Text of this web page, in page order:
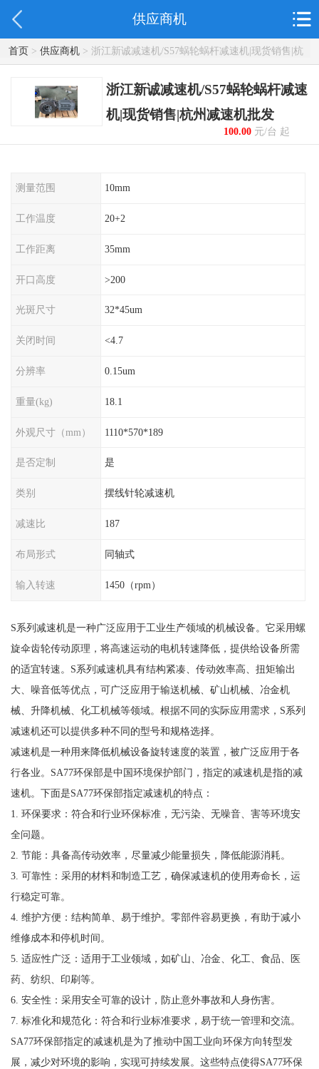
供应商机
首页> 供应商机> 浙江新诚减速机/S57蜗轮蜗杆减速机|现货销售|杭
州减速机批发
浙江新诚减速机/S57蜗轮蜗杆减速
机|现货销售|杭州减速机批发
100.00元/台 起
测量范围 10mm
工作温度 20+2
工作距离 35mm
开口高度 >200
光斑尺寸 32*45um
关闭时间 <4.7
分辨率 0.15um
重量(kg) 18.1
外观尺寸（mm） 1110*570*189
是否定制 是
类别 摆线针轮减速机
减速比 187
布局形式 同轴式
输入转速 1450（rpm）
S系列减速机是一种广泛应用于工业生产领域的机械设备。它采用螺
旋伞齿轮传动原理，将高速运动的电机转速降低，提供给设备所需
的适宜转速。S系列减速机具有结构紧凑、传动效率高、扭矩输出
大、噪音低等优点，可广泛应用于输送机械、矿山机械、冶金机
械、升降机械、化工机械等领域。根据不同的实际应用需求，S系列
减速机还可以提供多种不同的型号和规格选择。
减速机是一种用来降低机械设备旋转速度的装置，被广泛应用于各
行各业。SA77环保部是中国环境保护部门，指定的减速机是指的减
速机。下面是SA77环保部指定减速机的特点：
1. 环保要求：符合和行业环保标准，无污染、无噪音、害等环境安
全问题。
2. 节能：具备高传动效率，尽量减少能量损失，降低能源消耗。
3. 可靠性：采用的材料和制造工艺，确保减速机的使用寿命长，运
行稳定可靠。
4. 维护方便：结构简单、易于维护。零部件容易更换，有助于减小
维修成本和停机时间。
5. 适应性广泛：适用于工业领域，如矿山、冶金、化工、食品、医
药、纺织、印刷等。
6. 安全性：采用安全可靠的设计，防止意外事故和人身伤害。
7. 标准化和规范化：符合和行业标准要求，易于统一管理和交流。
SA77环保部指定的减速机是为了推动中国工业向环保方向转型发
展，减少对环境的影响，实现可持续发展。这些特点使得SA77环保